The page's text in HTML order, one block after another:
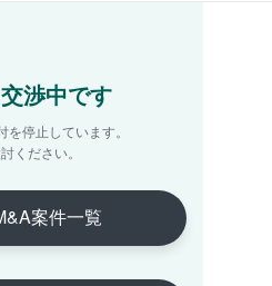
渉中です
停止しています。
ください。
案件一覧